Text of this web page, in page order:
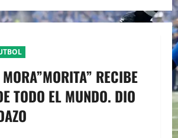
RECIBE
TODO EL MUNDO. DIO